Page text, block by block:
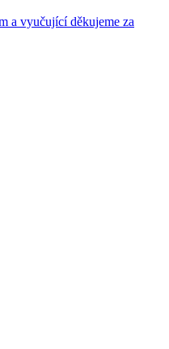
a vyučující děkujeme za